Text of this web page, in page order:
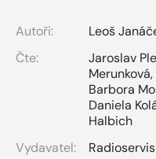
Autoři:
Leoš
Čte:
Jaroslav
Merunková,
Barbora
Daniela
Halbich
Vydavatel:
Radioservis